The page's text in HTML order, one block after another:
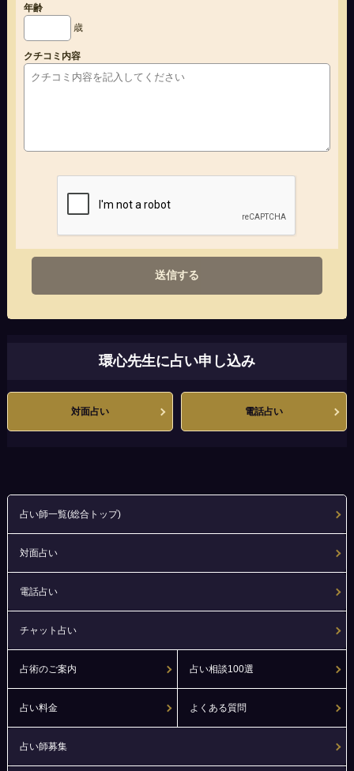
年齢
歳
クチコミ内容
送信する
環心先生に占い申し込み
対面占い 電話占い
占い師一覧(総合トップ)
対面占い
電話占い
チャット占い
占術のご案内 占い相談100選
占い料金 よくある質問
占い師募集